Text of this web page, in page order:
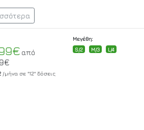
από
/μήνα σε "12"δόσεις
Μεγέθη:
S/2
M/3 L/4